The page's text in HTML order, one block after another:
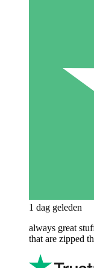
1 dag geleden
always great
that are zipped